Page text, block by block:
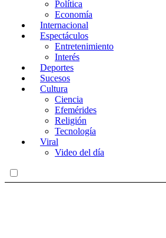
Política
Economía
Internacional
Espectáculos
Entretenimiento
Interés
Deportes
Sucesos
Cultura
Ciencia
Efemérides
Religión
Tecnología
Viral
Video del día